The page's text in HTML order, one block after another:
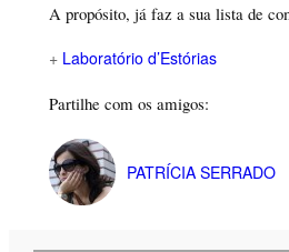
A propósito, já faz a sua lista de
+ Laboratório d’Estórias
Partilhe com os amigos:
PATRÍCIA SERRADO